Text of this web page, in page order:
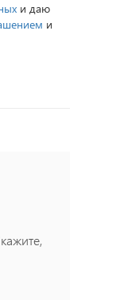
и даю
и